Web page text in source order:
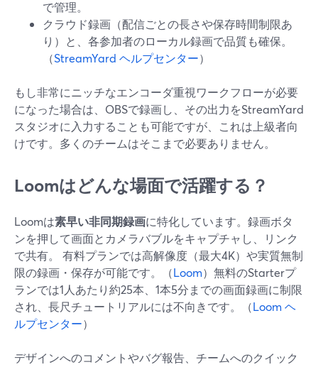
で管理。
クラウド録画（配信ごとの長さや保存時間制限あ
り）と、各参加者のローカル録画で品質も確保。
（StreamYard ヘルプセンター）
もし非常にニッチなエンコーダ重視ワークフローが必要
になった場合は、OBSで録画し、その出力をStreamYard
スタジオに入力することも可能ですが、これは上級者向
けです。多くのチームはそこまで必要ありません。
Loomはどんな場面で活躍する？
Loomは素早い非同期録画に特化しています。録画ボタ
ンを押して画面とカメラバブルをキャプチャし、リンク
で共有。 有料プランでは高解像度（最大4K）や実質無制
限の録画・保存が可能です。（Loom）無料のStarterプ
ランでは1人あたり約25本、1本5分までの画面録画に制限
され、長尺チュートリアルには不向きです。（Loom ヘ
ルプセンター）
デザインへのコメントやバグ報告、チームへのクイック